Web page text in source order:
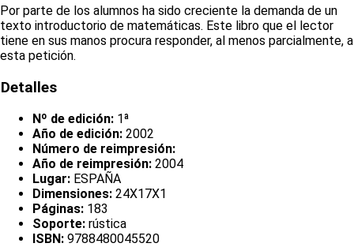
Por parte de los alumnos ha sido creciente la demanda de un
texto introductorio de matemáticas. Este libro que el lector
tiene en sus manos procura responder, al menos parcialmente, a
esta petición.
Detalles
Nº de edición: 1ª
Año de edición: 2002
Número de reimpresión:
Año de reimpresión: 2004
Lugar: ESPAÑA
Dimensiones: 24X17X1
Páginas: 183
Soporte: rústica
ISBN: 9788480045520